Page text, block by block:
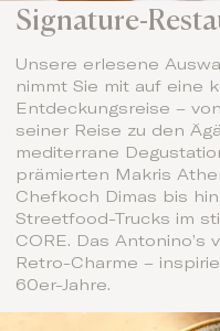
Signature-
Unsere erlesene
nimmt Sie mit auf eine
Entdeckungsreise –
seiner Reise zu den
mediterrane
prämierten Makris
Chefkoch Dimas bis
Streetfood-Trucks im
CORE. Das Antonino’s
Retro-Charme –
60er-Jahre.